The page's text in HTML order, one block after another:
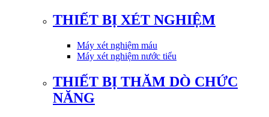
THIẾT BỊ XÉT NGHIỆM
Máy xét nghiệm máu
Máy xét nghiệm nước tiểu
THIẾT BỊ THĂM DÒ CHỨC
NĂNG